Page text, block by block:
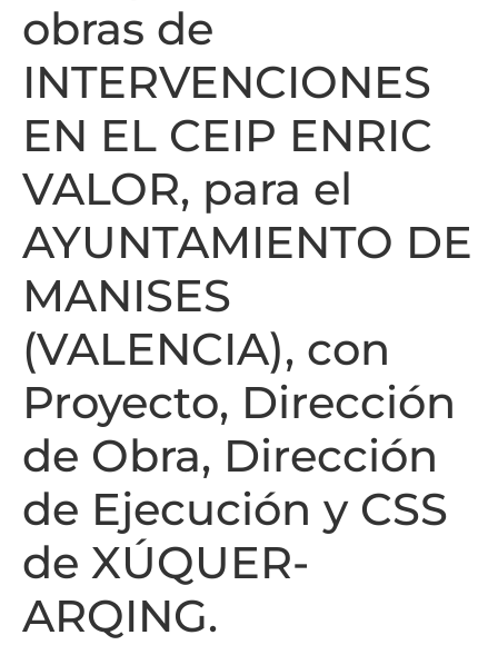
obras de
INTERVENCIONES
EN EL CEIP ENRIC
VALOR, para el
AYUNTAMIENTO DE
MANISES
(VALENCIA), con
Proyecto, Dirección
de Obra, Dirección
de Ejecución y CSS
de XÚQUER-
ARQING.